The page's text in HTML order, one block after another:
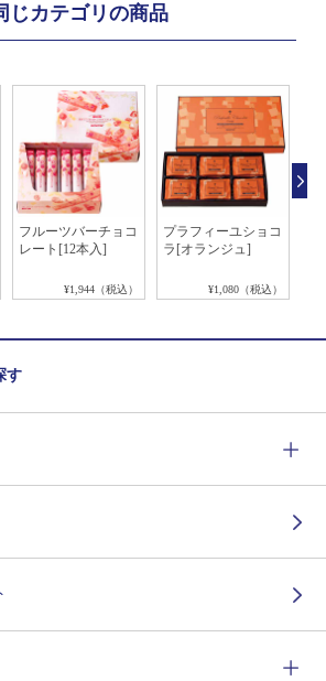
じカテゴリの商品
フルーツバーチョコ
レート[12本入]
¥1,944（税込）
プラフィーユショコ
ラ[オランジュ]
¥1,080（税込）
す